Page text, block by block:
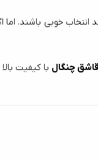
چنگال با کیفیت